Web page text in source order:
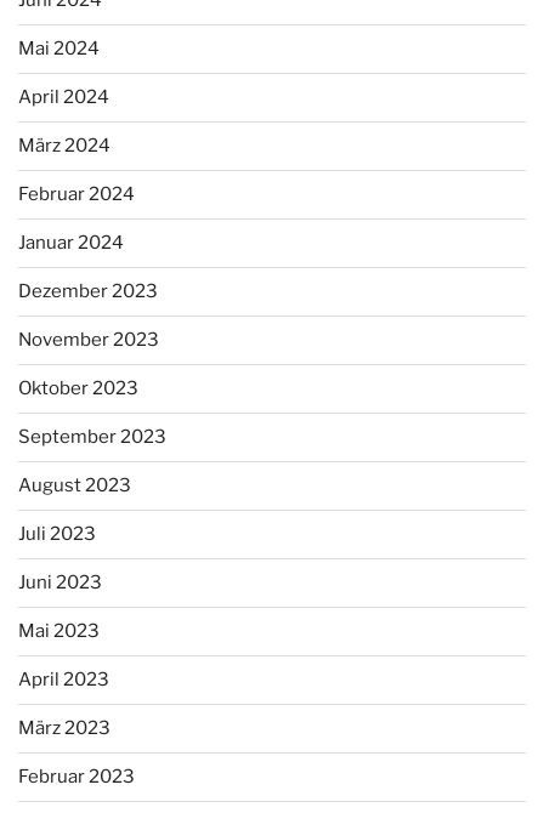
Mai 2024
April 2024
März 2024
Februar 2024
Januar 2024
Dezember 2023
November 2023
Oktober 2023
September 2023
August 2023
Juli 2023
Juni 2023
Mai 2023
April 2023
März 2023
Februar 2023